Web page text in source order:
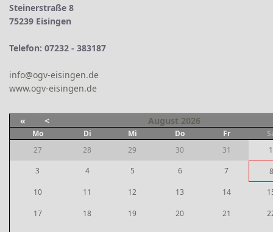
Steinerstraße 8
75239 Eisingen
Telefon: 07232 - 383187
info@ogv-eisingen.de
www.ogv-eisingen.de
« < August 2026
Mo Di Mi Do Fr
27
28 29 30 31
1
3
4 5 6 7
8
10
11 12 13 14
17 18 19 20 21